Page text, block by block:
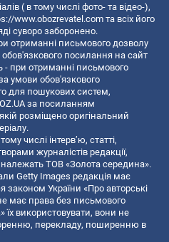
( в тому числі фото- та відео-),
www.obozrevatel.com та всіх його
суворо заборонено.
отриманні письмового дозволу
посилання на сайт
- при отриманні письмового
умови обов'язкового
для пошукових систем,
за посиланням
розміщено оригінальний
числі інтерв’ю, статті,
журналістів редакції,
ТОВ «Золота середина».
Getty Images редакція має
законом України «Про авторські
має права без письмового
використовувати, вони не
перекладу, поширенню в